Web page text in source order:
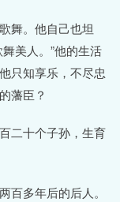
舞。他自己也坦
美人。”他的生活
只知享乐，不尽忠
藩臣？
二十个子孙，生育
百多年后的后人。